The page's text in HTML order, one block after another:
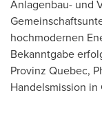
Anlagenbau- und
hochmodernen
Bekanntgabe
Provinz Quebec,
Handelsmission in